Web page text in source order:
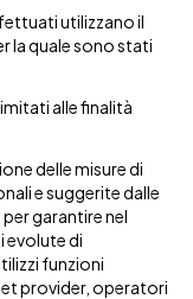
utilizzano il
la quale sono stati
alle finalità
delle misure di
e suggerite dalle
garantire nel
evolute di
funzioni
provider, operatori